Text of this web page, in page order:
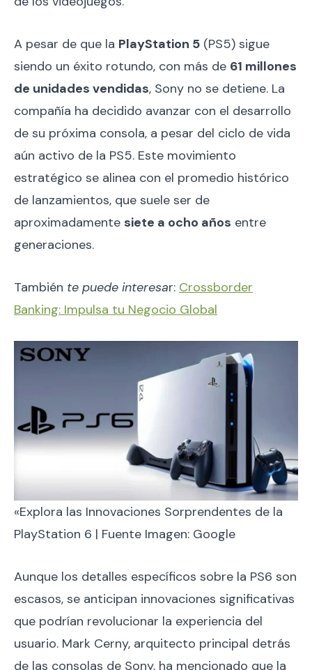
A pesar de que la PlayStation 5 (PS5) sigue
siendo un éxito rotundo, con más de 61 millones
de unidades vendidas, Sony no se detiene. La
compañía ha decidido avanzar con el desarrollo
de su próxima consola, a pesar del ciclo de vida
aún activo de la PS5. Este movimiento
estratégico se alinea con el promedio histórico
de lanzamientos, que suele ser de
aproximadamente siete a ocho años entre
generaciones.
También te puede interesar: Crossborder
Banking: Impulsa tu Negocio Global
«Explora las Innovaciones Sorprendentes de la
PlayStation 6 | Fuente Imagen: Google
Aunque los detalles específicos sobre la PS6 son
escasos, se anticipan innovaciones significativas
que podrían revolucionar la experiencia del
usuario. Mark Cerny, arquitecto principal detrás
de las consolas de Sony, ha mencionado que la